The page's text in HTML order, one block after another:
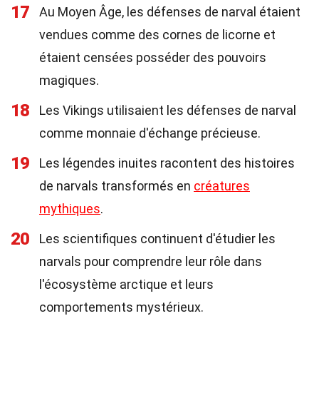
17
Au Moyen Âge, les défenses de narval étaient
vendues comme des cornes de licorne et
étaient censées posséder des pouvoirs
magiques.
18
Les Vikings utilisaient les défenses de narval
comme monnaie d'échange précieuse.
19
Les légendes inuites racontent des histoires
de narvals transformés en créatures
mythiques.
20
Les scientifiques continuent d'étudier les
narvals pour comprendre leur rôle dans
l'écosystème arctique et leurs
comportements mystérieux.